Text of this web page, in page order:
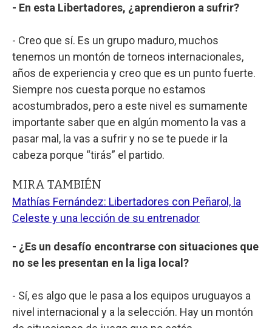
- En esta Libertadores, ¿aprendieron a sufrir?
- Creo que sí. Es un grupo maduro, muchos
tenemos un montón de torneos internacionales,
años de experiencia y creo que es un punto fuerte.
Siempre nos cuesta porque no estamos
acostumbrados, pero a este nivel es sumamente
importante saber que en algún momento la vas a
pasar mal, la vas a sufrir y no se te puede ir la
cabeza porque “tirás” el partido.
MIRA TAMBIÉN
Mathías Fernández: Libertadores con Peñarol, la
Celeste y una lección de su entrenador
- ¿Es un desafío encontrarse con situaciones que
no se les presentan en la liga local?
- Sí, es algo que le pasa a los equipos uruguayos a
nivel internacional y a la selección. Hay un montón